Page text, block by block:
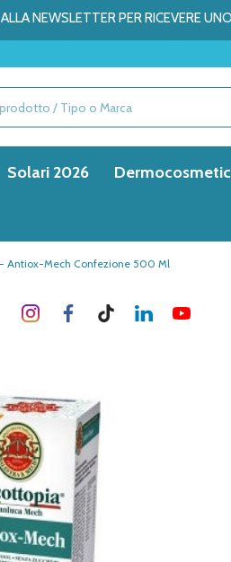
NEWSLETTER PER RICEVERE
🎁 SCOPRI
Solari 2026
Antiox-Mech Confezione 500 Ml